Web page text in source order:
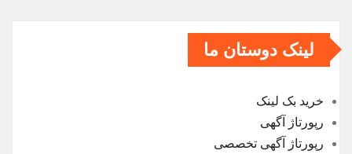
لینک دوستان ما
خرید بک لینک
رپورتاژ آگهی
رپورتاژ آگهی تخصصی